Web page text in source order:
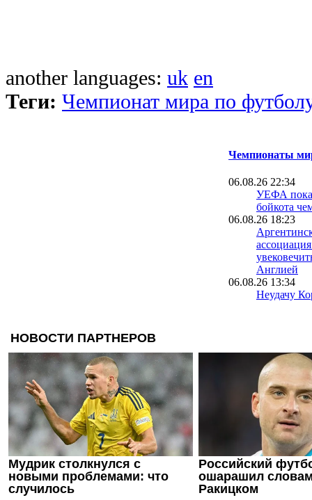
another languages: uk en
Теги: Чемпионат мира по
Чемпионаты
06.08.26 22:34
УЕФА пока
бойкота
06.08.26 18:23
Англией
06.08.26 13:34
Неудачу
Испания
вместе с
05.08.26 23:40
ФИФА
о финале
Марокко